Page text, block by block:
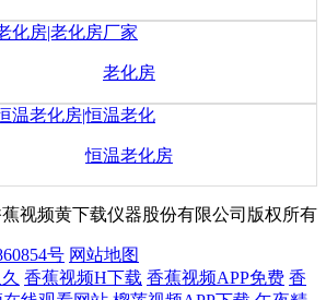
老化房
恒温老化房
视频黄下载仪器股份有限公司版权所有
号 网站地图
香蕉视频H下载 香蕉视频APP免费 香